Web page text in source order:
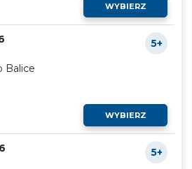
WYBIERZ
5+
Balice
WYBIERZ
5+